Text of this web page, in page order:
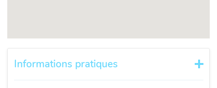
Informations pratiques